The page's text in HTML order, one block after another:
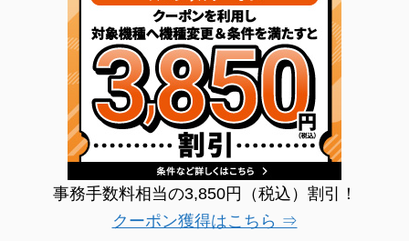
事務手数料相当の3,850円（税込）割引！
クーポン獲得はこちら ⇒